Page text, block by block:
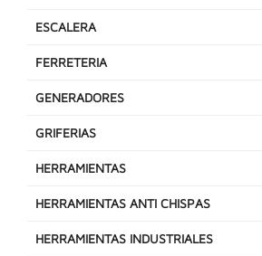
ESCALERA
FERRETERIA
GENERADORES
GRIFERIAS
HERRAMIENTAS
HERRAMIENTAS ANTI CHISPAS
HERRAMIENTAS INDUSTRIALES